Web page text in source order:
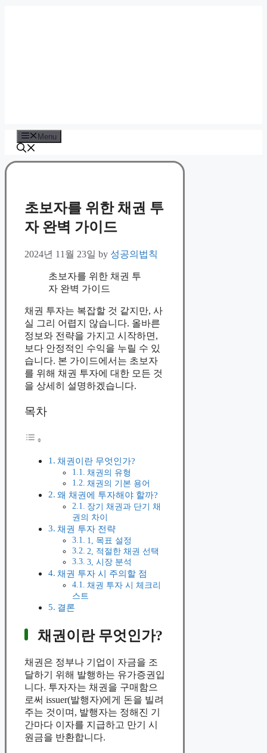
Menu
초보자를 위한 채권 투
자 완벽 가이드
2024년 11월 23일 by 성공의법칙
초보자를 위한 채권 투
자 완벽 가이드
채권 투자는 복잡할 것 같지만, 사
실 그리 어렵지 않습니다. 올바른
정보와 전략을 가지고 시작하면,
보다 안정적인 수익을 누릴 수 있
습니다. 본 가이드에서는 초보자
를 위해 채권 투자에 대한 모든 것
을 상세히 설명하겠습니다.
목차
채권이란 무엇인가?
채권의 유형
채권의 기본 용어
왜 채권에 투자해야 할까?
장기 채권과 단기 채
권의 차이
채권 투자 전략
1, 목표 설정
2, 적절한 채권 선택
3, 시장 분석
채권 투자 시 주의할 점
채권 투자 시 체크리
스트
결론
채권이란 무엇인가?
채권은 정부나 기업이 자금을 조
달하기 위해 발행하는 유가증권입
니다. 투자자는 채권을 구매함으
로써 issuer(발행자)에게 돈을 빌려
주는 것이며, 발행자는 정해진 기
간마다 이자를 지급하고 만기 시
원금을 반환합니다.